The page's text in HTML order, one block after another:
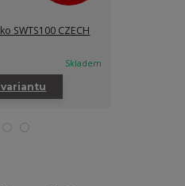
SWTS100 CZECH
Skladem